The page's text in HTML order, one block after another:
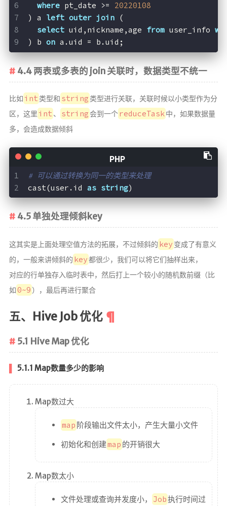
where pt_date >= 20220108
) a left outer join (
select uid,nickname,age from user_info
) b on a.uid = b.uid;
4.4 两表或多表的 join 关联时，数据类型不统一
比如 int 类型和 string 类型进行关联，关联时候以小类型作为分
区，这里 int 、 string会到一个reduceTask中，如果数据量
多，会造成数据倾斜
# 可以通过转换为同一的类型来处理
cast(user.id as string)
4.5 单独处理倾斜key
这其实是上面处理空值方法的拓展，不过倾斜的 key 变成了有意义
的，一般来讲倾斜的 key都很少，我们可以将它们抽样出来，
对应的行单独存入临时表中，然后打上一个较小的随机数前缀（比
如0~9 ），最后再进行聚合
五、Hive Job 优化
5.1 Hive Map 优化
5.1.1 Map数量多少的影响
Map数过大
map 阶段输出文件太小，产生大量小文件
初始化和创建map 的开销很大
Map数太小
文件处理或查询并发度小， Job执行时间过